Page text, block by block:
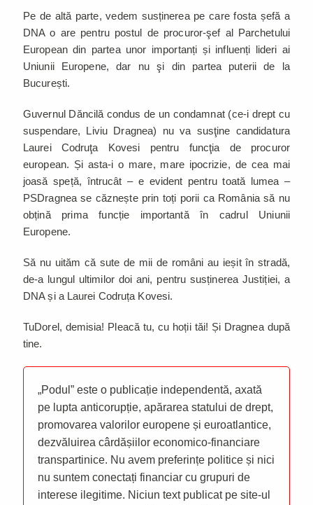
Pe de altă parte, vedem susținerea pe care fosta șefă a
DNA o are pentru postul de procuror-şef al Parchetului
European din partea unor importanți și influenți lideri ai
Uniunii Europene, dar nu şi din partea puterii de la
București.
Guvernul Dăncilă condus de un condamnat (ce-i drept cu
suspendare, Liviu Dragnea) nu va susţine candidatura
Laurei Codruţa Kovesi pentru funcţia de procuror
european. Și asta-i o mare, mare ipocrizie, de cea mai
joasă speță, întrucât – e evident pentru toată lumea –
PSDragnea se căznește prin toți porii ca România să nu
obțină prima funcție importantă în cadrul Uniunii
Europene.
Să nu uităm că sute de mii de români au ieșit în stradă,
de-a lungul ultimilor doi ani, pentru susținerea Justiției, a
DNA și a Laurei Codruța Kovesi.
TuDorel, demisia! Pleacă tu, cu hoții tăi! Și Dragnea după
tine.
„Podul” este o publicație independentă, axată
pe lupta anticorupție, apărarea statului de drept,
promovarea valorilor europene și euroatlantice,
dezvăluirea cârdășiilor economico-financiare
transpartinice. Nu avem preferințe politice și nici
nu suntem conectați financiar cu grupuri de
interese ilegitime. Niciun text publicat pe site-ul